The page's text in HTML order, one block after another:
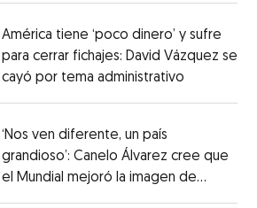
América tiene ‘poco dinero’ y sufre
para cerrar fichajes: David Vázquez se
cayó por tema administrativo
‘Nos ven diferente, un país
grandioso’: Canelo Álvarez cree que
el Mundial mejoró la imagen de
MéxicoOpens in new window